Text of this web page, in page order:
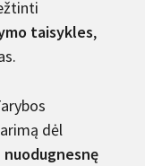
taisykles,
dėl
nuodugnesnę